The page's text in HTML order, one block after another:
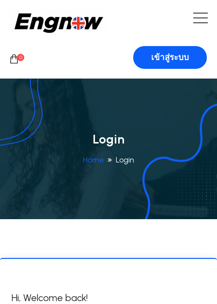
0 เข้าสู่ระบบ
Login
Home Login
Hi, Welcome back!